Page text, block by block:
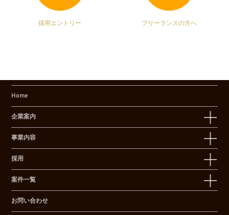
採用エントリー フリーランスの方へ
Home
企業案内
事業内容
採用
案件一覧
お問い合わせ